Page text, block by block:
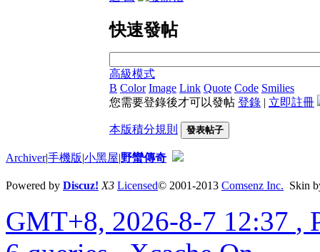
快速發帖
高級模式
B Color Image Link Quote Code Smilies
您需要登錄後才可以發帖 登錄 | 立即註冊
本版積分規則 發表帖子
Archiver|手機版|小黑屋|野蠻傳奇
Powered by Discuz! X3 Licensed© 2001-2013 Comsenz Inc. Skin
GMT+8, 2026-8-7 12:37 ,